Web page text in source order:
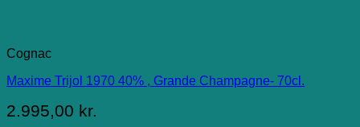
Cognac
Maxime Trijol 1970 40% , Grande Champagne- 70cl.
2.995,00 kr.